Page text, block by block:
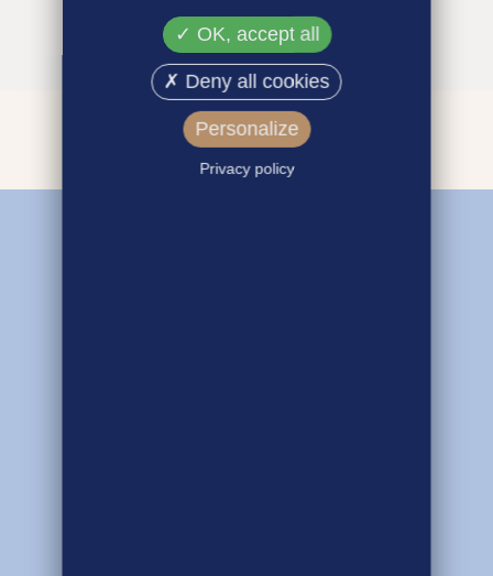
OK, accept all
Deny all cookies
Personalize
Privacy policy